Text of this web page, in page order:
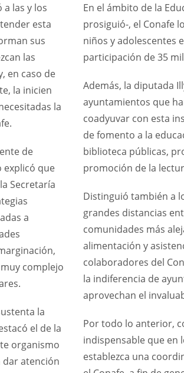
las y los
esta
sus
las
en caso de
la inicien
la
de
explicó que
Secretaría
a
complejo
la
el de la
organismo
dar atención
En el ámbito de la
prosiguió-, el Conafe
niños y adolescentes
participación de 35
Además, la diputada
ayuntamientos que
coadyuvar con esta
de fomento a la
biblioteca públicas,
promoción de la
Distinguió también a
grandes distancias
comunidades más
alimentación y
colaboradores del
la indiferencia de
aprovechan el
Por todo lo anterior,
indispensable que en
establezca una